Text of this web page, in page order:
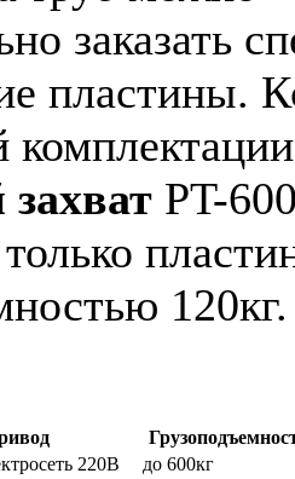
заказать
пластины.
комплектации
PT-
120кг.
220В
до 600кг